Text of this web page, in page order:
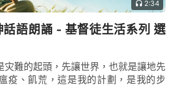
依然在成就的過程中，從來没有停
是怎樣施行他的權柄的，萬物又
安排的，在神所造的萬物之中發生
，這些儘管人類從不知曉，從不耳
2:34
語朗誦 - 基督徒生活系列 選
灾難的起頭，先讓世界，也就是讓地先
疫、飢荒，這是我的計劃，是我的步